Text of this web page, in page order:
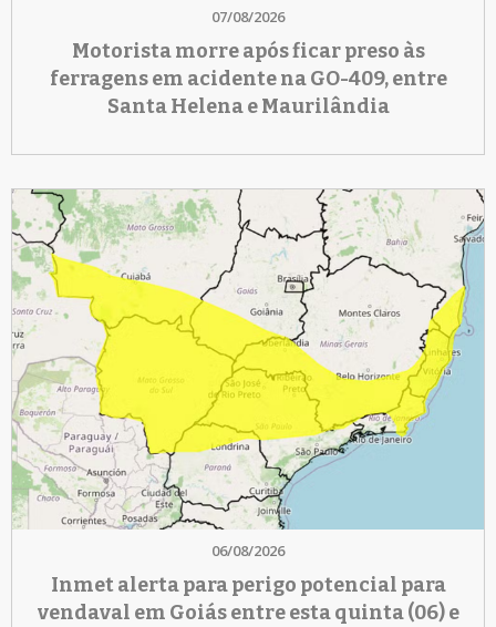
07/08/2026
Motorista morre após ficar preso às
ferragens em acidente na GO-409, entre
Santa Helena e Maurilândia
06/08/2026
Inmet alerta para perigo potencial para
vendaval em Goiás entre esta quinta (06) e